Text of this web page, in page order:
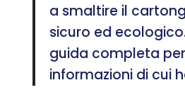
a smaltire il
sicuro ed
guida completa
informazioni di cui